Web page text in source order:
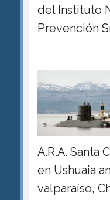
del Instituto
Prevención
A.R.A. Santa
en Ushuaia
valparaíso,